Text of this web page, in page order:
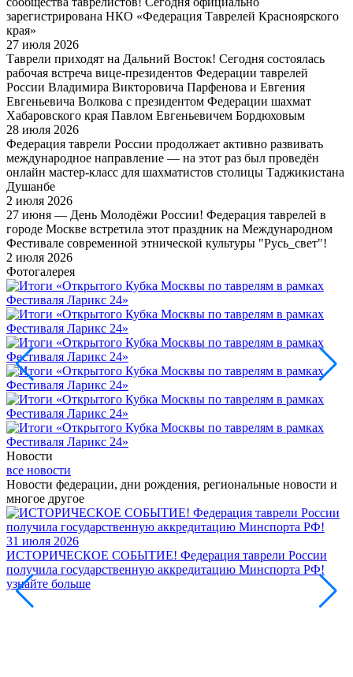
зарегистрирована НКО «Федерация Таврелей Красноярского
края»
27 июля 2026
Таврели приходят на Дальний Восток! Сегодня состоялась
рабочая встреча вице-президентов Федерации таврелей
России Владимира Викторовича Парфенова и Евгения
Евгеньевича Волкова с президентом Федерации шахмат
Хабаровского края Павлом Евгеньевичем Бордюховым
28 июля 2026
Федерация таврели России продолжает активно развивать
международное направление — на этот раз был проведён
онлайн мастер-класс для шахматистов столицы Таджикистана
Душанбе
2 июля 2026
27 июня — День Молодёжи России! Федерация таврелей в
городе Москве встретила этот праздник на Международном
Фестивале современной этнической культуры "Русь_свет"!
2 июля 2026
Фотогалерея
Новости
все новости
Новости федерации, дни рождения, региональные новости и
многое другое
31 июля 2026
ИСТОРИЧЕСКОЕ СОБЫТИЕ! Федерация таврели России
получила государственную аккредитацию Минспорта РФ!
узнайте больше